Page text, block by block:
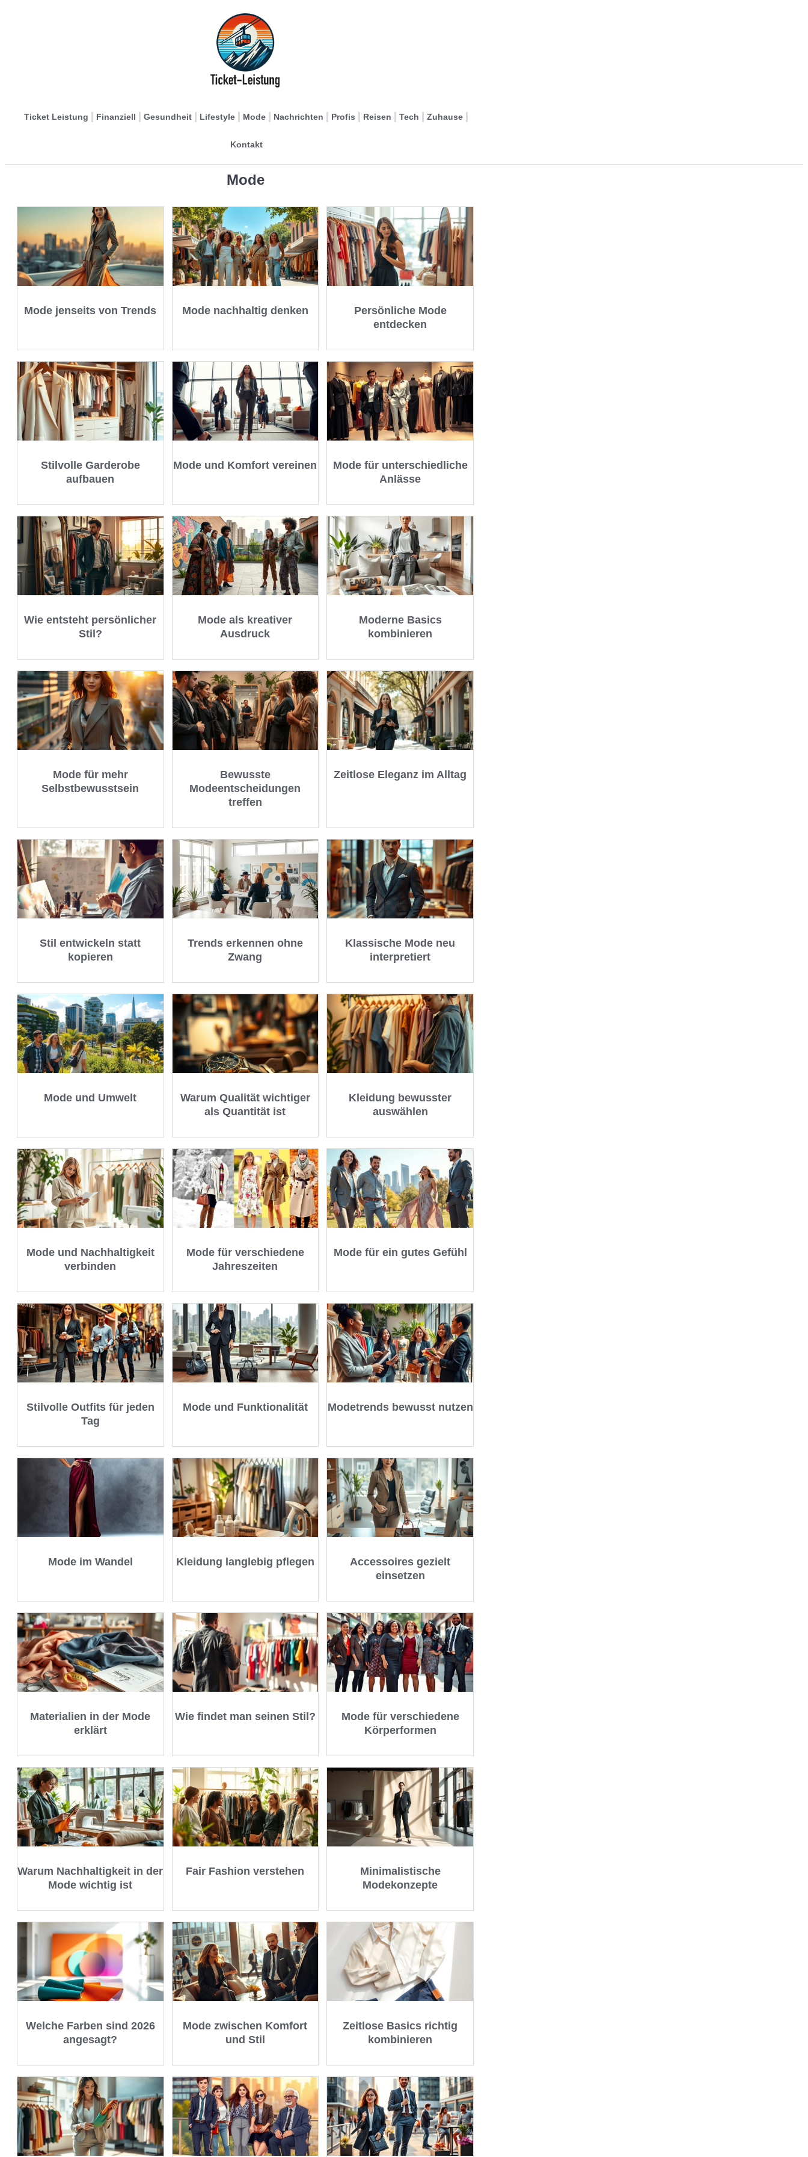
Ticket Leistung Finanziell Gesundheit Lifestyle Mode Nachrichten Profis Reisen Tech Zuhause
Kontakt
Mode
Mode jenseits von Trends Mode nachhaltig denken
Persönliche Mode
entdecken
Stilvolle Garderobe
aufbauen
Mode und Komfort vereinen
Mode für unterschiedliche
Anlässe
Wie entsteht persönlicher
Stil?
Mode als kreativer
Ausdruck
Moderne Basics
kombinieren
Mode für mehr
Selbstbewusstsein
Bewusste
Modeentscheidungen
treffen
Zeitlose Eleganz im Alltag
Stil entwickeln statt
kopieren
Trends erkennen ohne
Zwang
Klassische Mode neu
interpretiert
Mode und Umwelt
Warum Qualität wichtiger
als Quantität ist
Kleidung bewusster
auswählen
Mode und Nachhaltigkeit
verbinden
Mode für verschiedene
Jahreszeiten
Mode für ein gutes Gefühl
Stilvolle Outfits für jeden
Tag
Mode und Funktionalität Modetrends bewusst nutzen
Mode im Wandel Kleidung langlebig pflegen
Accessoires gezielt
einsetzen
Materialien in der Mode
erklärt
Wie findet man seinen Stil?
Mode für verschiedene
Körperformen
Warum Nachhaltigkeit in der
Mode wichtig ist
Fair Fashion verstehen
Minimalistische
Modekonzepte
Welche Farben sind 2026
angesagt?
Mode zwischen Komfort
und Stil
Zeitlose Basics richtig
kombinieren